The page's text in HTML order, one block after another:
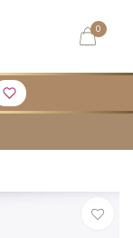
0